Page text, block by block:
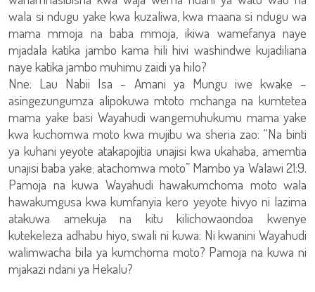
wala si ndugu yake kwa kuzaliwa, kwa maana si ndugu wa
mama mmoja na baba mmoja, ikiwa wamefanya naye
mjadala katika jambo kama hili hivi washindwe kujadiliana
naye katika jambo muhimu zaidi ya hilo?
Nne: Lau Nabii Isa - Amani ya Mungu iwe kwake –
asingezungumza alipokuwa mtoto mchanga na kumtetea
mama yake basi Wayahudi wangemuhukumu mama yake
kwa kuchomwa moto kwa mujibu wa sheria zao: “Na binti
ya kuhani yeyote atakapojitia unajisi kwa ukahaba, amemtia
unajisi baba yake; atachomwa moto” Mambo ya Walawi 21:9.
Pamoja na kuwa Wayahudi hawakumchoma moto wala
hawakumgusa kwa kumfanyia kero yeyote hivyo ni lazima
atakuwa amekuja na kitu kilichowaondoa kwenye
kutekeleza adhabu hiyo, swali ni kuwa: Ni kwanini Wayahudi
walimwacha bila ya kumchoma moto? Pamoja na kuwa ni
mjakazi ndani ya Hekalu?